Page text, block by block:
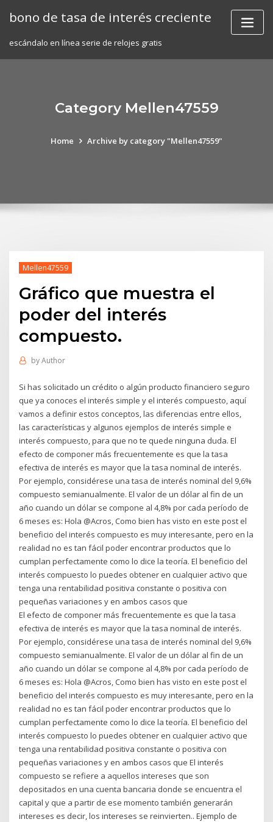
bono de tasa de interés creciente
escándalo en línea serie de relojes gratis
Category Mellen47559
Home Archive by category "Mellen47559"
Mellen47559
Gráfico que muestra el
poder del interés
compuesto.
byAuthor
Si has solicitado un crédito o algún producto financiero seguro
que ya conoces el interés simple y el interés compuesto, aquí
vamos a definir estos conceptos, las diferencias entre ellos,
las características y algunos ejemplos de interés simple e
interés compuesto, para que no te quede ninguna duda. El
efecto de componer más frecuentemente es que la tasa
efectiva de interés es mayor que la tasa nominal de interés.
Por ejemplo, considérese una tasa de interés nominal del 9,6%
compuesto semianualmente. El valor de un dólar al fin de un
año cuando un dólar se compone al 4,8% por cada período de
6 meses es: Hola @Acros, Como bien has visto en este post el
beneficio del interés compuesto es muy interesante, pero en la
realidad no es tan fácil poder encontrar productos que lo
cumplan perfectamente como lo dice la teoría. El beneficio del
interés compuesto lo puedes obtener en cualquier activo que
tenga una rentabilidad positiva constante o positiva con
pequeñas variaciones y en ambos casos que
El efecto de componer más frecuentemente es que la tasa
efectiva de interés es mayor que la tasa nominal de interés.
Por ejemplo, considérese una tasa de interés nominal del 9,6%
compuesto semianualmente. El valor de un dólar al fin de un
año cuando un dólar se compone al 4,8% por cada período de
6 meses es: Hola @Acros, Como bien has visto en este post el
beneficio del interés compuesto es muy interesante, pero en la
realidad no es tan fácil poder encontrar productos que lo
cumplan perfectamente como lo dice la teoría. El beneficio del
interés compuesto lo puedes obtener en cualquier activo que
tenga una rentabilidad positiva constante o positiva con
pequeñas variaciones y en ambos casos que El interés
compuesto se refiere a aquellos intereses que son
depositados en una cuenta bancaria donde se encuentra el
capital y que a partir de ese momento también generarán
intereses es decir, los intereses se reinvierten.. Ejemplo de